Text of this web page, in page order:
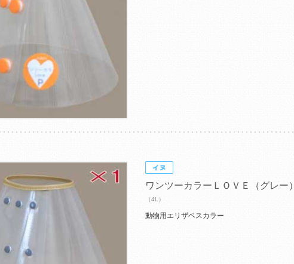
ワンツーカラーＬＯＶＥ（グレー）
（4L）
動物用エリザベスカラー